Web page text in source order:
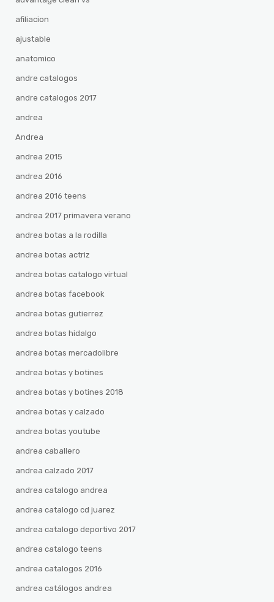
afiliacion
ajustable
anatomico
andre catalogos
andre catalogos 2017
andrea
Andrea
andrea 2015
andrea 2016
andrea 2016 teens
andrea 2017 primavera verano
andrea botas a la rodilla
andrea botas actriz
andrea botas catalogo virtual
andrea botas facebook
andrea botas gutierrez
andrea botas hidalgo
andrea botas mercadolibre
andrea botas y botines
andrea botas y botines 2018
andrea botas y calzado
andrea botas youtube
andrea caballero
andrea calzado 2017
andrea catalogo andrea
andrea catalogo cd juarez
andrea catalogo deportivo 2017
andrea catalogo teens
andrea catalogos 2016
andrea catálogos andrea